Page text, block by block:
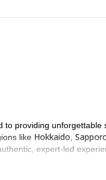
providing
like Hokkaido
expert-led